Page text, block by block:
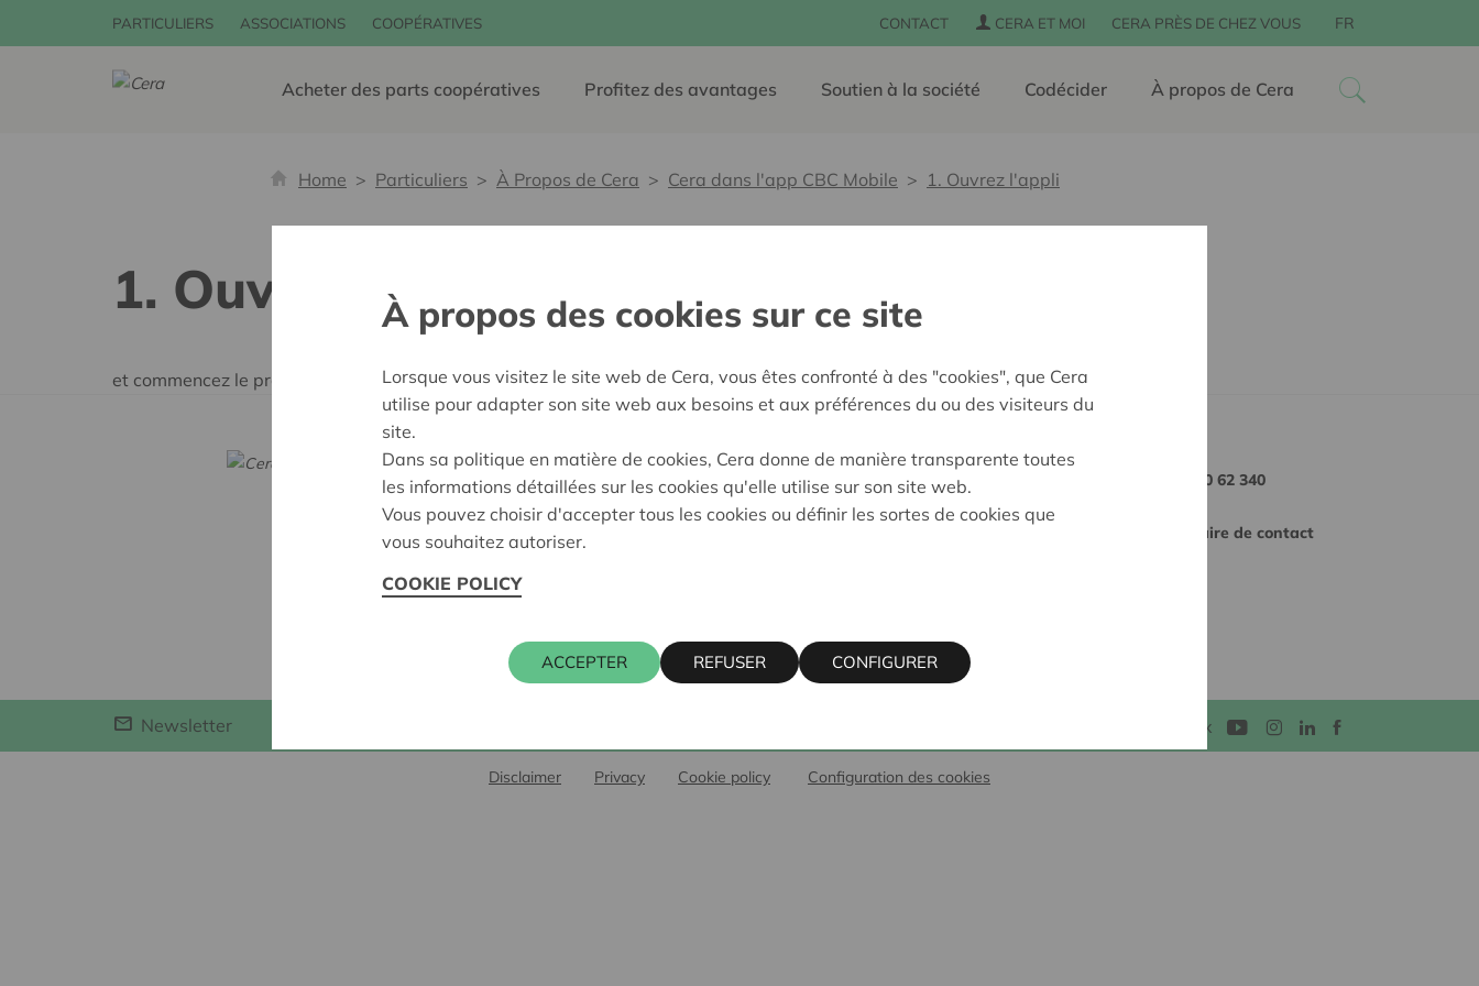
PARTICULIERS ASSOCIATIONS COOPÉRATIVES CONTACT CERA ET MOI CERA PRÈS DE CHEZ VOUS FR
Acheter des parts coopératives Profitez des avantages Soutien à la société Codécider À propos de Cera
Home Particuliers À Propos de Cera Cera dans l'app CBC Mobile 1. Ouvrez l'appli
1. Ouvrez l'appli
et commencez le processus d'installation
Tout savoir sur
Acheter des parts coopératives
Profiter des avantages sociétaires
Codécider
Cera et
Le secteur associatif
+32 0800 62 340
Formulaire de contact
Newsletter Médias sociaux
Disclaimer Privacy Cookie policy Configuration des cookies
À propos des cookies sur ce site
Lorsque vous visitez le site web de Cera, vous êtes confronté à des "cookies", que Cera
utilise pour adapter son site web aux besoins et aux préférences du ou des visiteurs du
site.
Dans sa politique en matière de cookies, Cera donne de manière transparente toutes
les informations détaillées sur les cookies qu'elle utilise sur son site web.
Vous pouvez choisir d'accepter tous les cookies ou définir les sortes de cookies que
vous souhaitez autoriser.
COOKIE POLICY
ACCEPTER REFUSER CONFIGURER